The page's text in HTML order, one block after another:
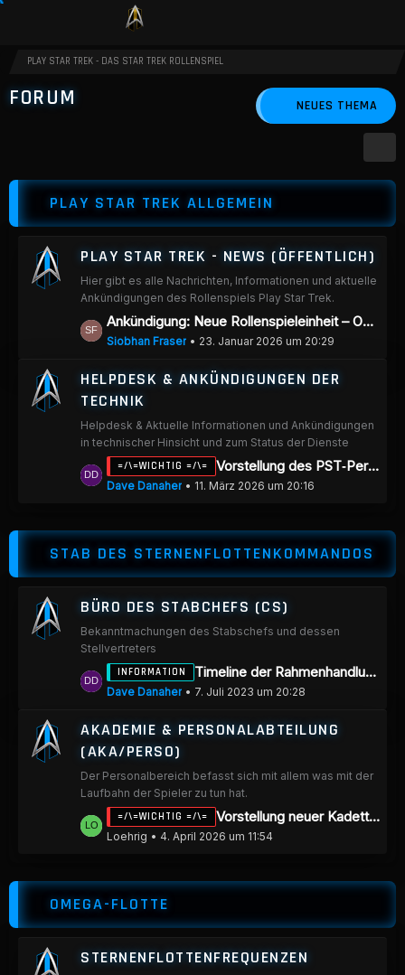
PLAY STAR TREK - DAS STAR TREK ROLLENSPIEL
FORUM NEUES THEMA
PLAY STAR TREK ALLGEMEIN
PLAY STAR TREK - NEWS (ÖFFENTLICH)
Hier gibt es alle Nachrichten, Informationen und aktuelle
Ankündigungen des Rollenspiels Play Star Trek.
L
e
z
t
e
B
e
r
ä
g
e
Ankündigung: Neue Rollenspieleinheit – Omεɣɑ‑Akademie
Siobhan Fraser 23. Januar 2026 um 20:29
HELPDESK & ANKÜNDIGUNGEN DER
TECHNIK
Helpdesk & Aktuelle Informationen und Ankündigungen
in technischer Hinsicht und zum Status der Dienste
L
e
z
t
e
e
i
r
g
e
=/\=WICHTIG =/\= Vorstellung des PST‑Personal Interface
Dave Danaher 11. März 2026 um 20:16
STAB DES STERNENFLOTTENKOMMANDOS
BÜRO DES STABCHEFS (CS)
Bekanntmachungen des Stabschefs und dessen
Stellvertreters
L
e
z
t
e
B
e
r
ä
g
e
INFORMATION Timeline der Rahmenhandlung "Das Artefakt"
Dave Danaher 7. Juli 2023 um 20:28
AKADEMIE & PERSONALABTEILUNG
(AKA/PERSO)
Der Personalbereich befasst sich mit allem was mit der
Laufbahn der Spieler zu tun hat.
L
e
z
t
e
e
=/\=WICHTIG =/\= Vorstellung neuer Kadetten / Mitspieler
Loehrig 4. April 2026 um 11:54
OMEGA-FLOTTE
STERNENFLOTTENFREQUENZEN